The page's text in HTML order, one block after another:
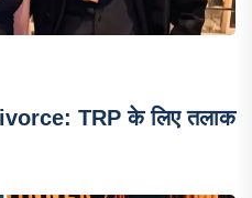
TRP के लिए तलाक